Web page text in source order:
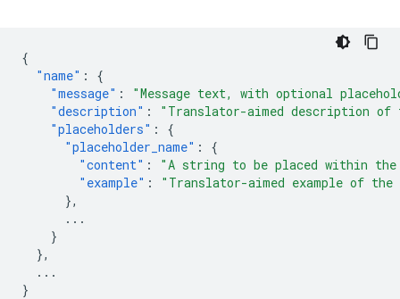
{
"name" :
{
"message" :
"Message text, with optional
"description" :
"Translator-aimed description of
"placeholders" :
{
"placeholder_name" :
{
"content" :
"A string to be placed within the
"example" :
"Translator-aimed example of
},
...
}
},
...
}